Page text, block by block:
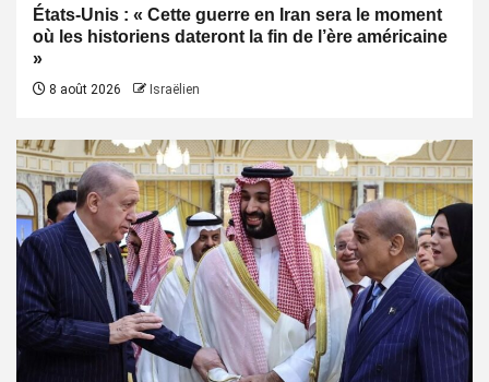
États-Unis : « Cette guerre en Iran sera le moment
où les historiens dateront la fin de l’ère américaine
»
8 août 2026 Israëlien